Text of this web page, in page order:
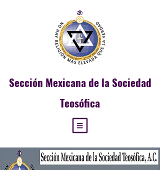
Sección Mexicana de la Sociedad
Teosófica